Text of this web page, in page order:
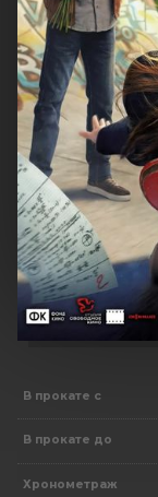
В прокате с
В прокате до
Хронометраж